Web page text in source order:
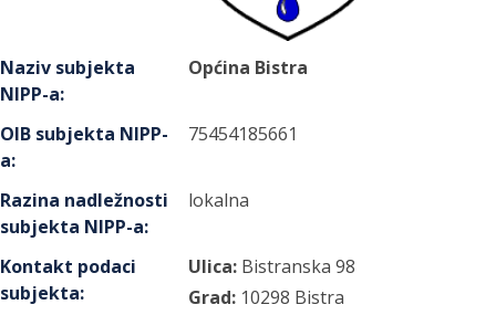
Naziv subjekta
NIPP-a:
Općina Bistra
OIB subjekta NIPP-
a:
75454185661
Razina nadležnosti
subjekta NIPP-a:
lokalna
Kontakt podaci
subjekta:
Ulica: Bistranska 98
Grad: 10298 Bistra